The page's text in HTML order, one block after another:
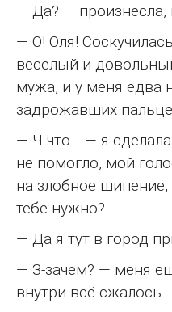
— Да? — произнесла,
— О! Оля!
веселый и
мужа, и у меня едва
задрожавших
— Ч-что… — я
не помогло, мой
на злобное
тебе нужно?
— Да я тут в город
— З-зачем? — меня
внутри всё сжалось.